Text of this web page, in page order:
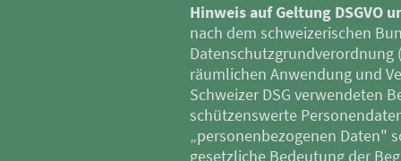
Hinweis auf Geltung DSGVO
nach dem schweizerischen
Datenschutzgrundverordnung
räumlichen Anwendung und
Schweizer DSG verwendeten
schützenswerte
„personenbezogenen Daten"
gesetzliche Bedeutung der